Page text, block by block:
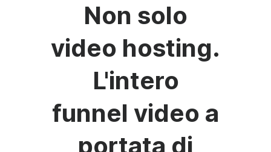
Non solo
video hosting.
L'intero
funnel video a
portata di